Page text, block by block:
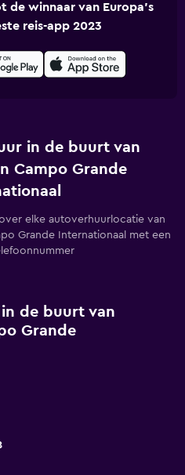
de winnaar van Europa's
reis-app 2023
in de buurt van
Campo Grande
elke autoverhuurlocatie van
Grande Internationaal met een
in de buurt van
Grande